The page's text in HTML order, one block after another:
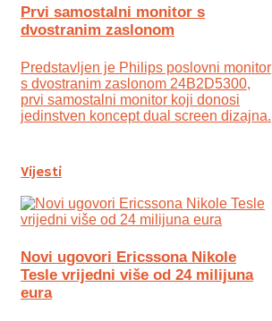
Prvi samostalni monitor s
dvostranim zaslonom
Predstavljen je Philips poslovni monitor
s dvostranim zaslonom 24B2D5300,
prvi samostalni monitor koji donosi
jedinstven koncept dual screen dizajna.
Vijesti
Novi ugovori Ericssona Nikole
Tesle vrijedni više od 24 milijuna
eura